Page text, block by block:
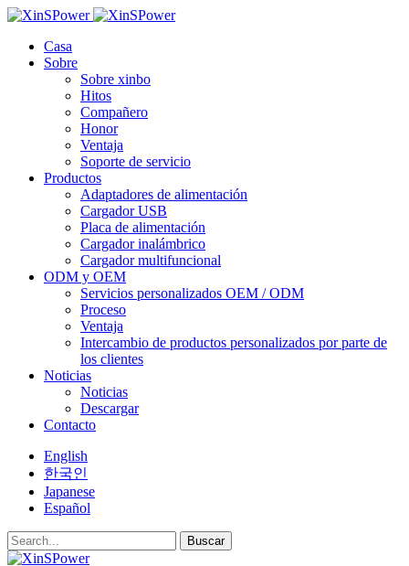
Casa
Sobre
Sobre xinbo
Hitos
Compañero
Honor
Ventaja
Soporte de servicio
Productos
Adaptadores de alimentación
Cargador USB
Placa de alimentación
Cargador inalámbrico
Cargador multifuncional
ODM y OEM
Servicios personalizados OEM / ODM
Proceso
Ventaja
Intercambio de productos personalizados por parte de
los clientes
Noticias
Noticias
Descargar
Contacto
English
한국인
Japanese
Español
Buscar